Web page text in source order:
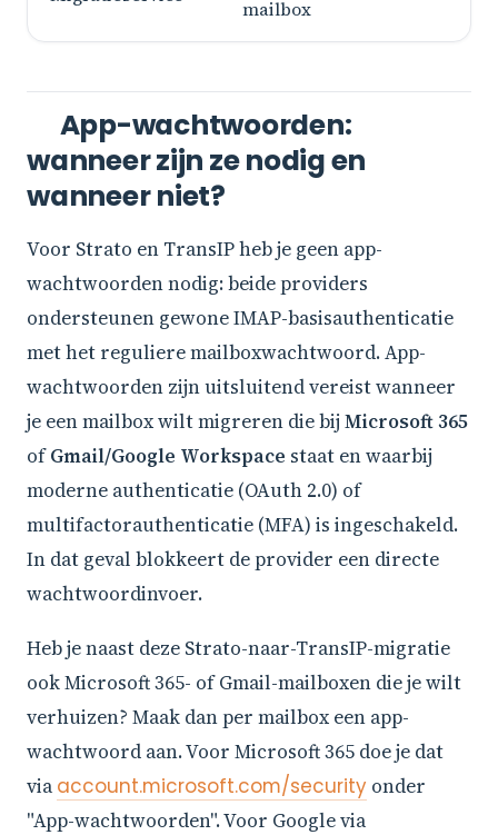
mailbox
App-wachtwoorden:
wanneer zijn ze nodig en
wanneer niet?
Voor Strato en TransIP heb je geen app-
wachtwoorden nodig: beide providers
ondersteunen gewone IMAP-basisauthenticatie
met het reguliere mailboxwachtwoord. App-
wachtwoorden zijn uitsluitend vereist wanneer
je een mailbox wilt migreren die bij Microsoft 365
ofGmail/Google Workspace staat en waarbij
moderne authenticatie (OAuth 2.0) of
multifactorauthenticatie (MFA) is ingeschakeld.
In dat geval blokkeert de provider een directe
wachtwoordinvoer.
Heb je naast deze Strato-naar-TransIP-migratie
ook Microsoft 365- of Gmail-mailboxen die je wilt
verhuizen? Maak dan per mailbox een app-
wachtwoord aan. Voor Microsoft 365 doe je dat
via account.microsoft.com/security onder
"App-wachtwoorden". Voor Google via